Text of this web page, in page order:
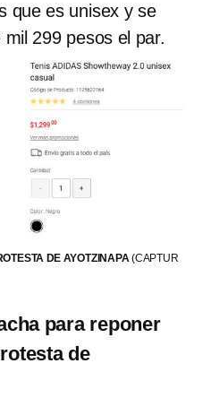
que es unisex y se
299 pesos el par.
DE AYOTZINAPA(CAPTUR
para reponer
de